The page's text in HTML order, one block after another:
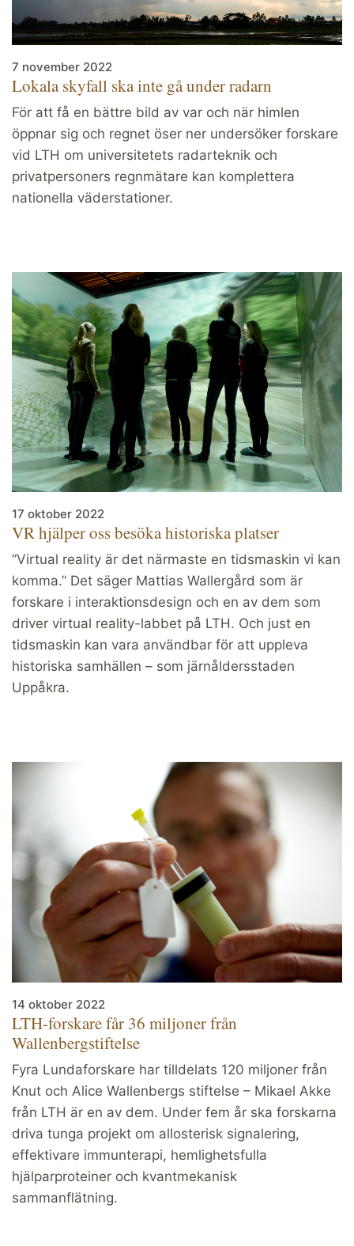
7 november 2022
Lokala skyfall ska inte gå under radarn
För att få en bättre bild av var och när himlen
öppnar sig och regnet öser ner undersöker forskare
vid LTH om universitetets radar­teknik och
privatpersoners regnmätare kan komplettera
nationella väderstationer.
17 oktober 2022
VR hjälper oss besöka historiska platser
”Virtual reality är det närmaste en tidsmaskin vi kan
komma.” Det säger Mattias Wallergård som är
forskare i interaktionsdesign och en av dem som
driver virtual reality-labbet på LTH. Och just en
tidsmaskin kan vara användbar för att uppleva
historiska samhällen – som järnåldersstaden
Uppåkra.
14 oktober 2022
LTH-forskare får 36 miljoner från
Wallenbergstiftelse
Fyra Lundaforskare har tilldelats 120 miljoner från
Knut och Alice Wallenbergs stiftelse – Mikael Akke
från LTH är en av dem. Under fem år ska forskarna
driva tunga projekt om allosterisk signalering,
effektivare immunterapi, hemlighetsfulla
hjälparproteiner och kvantmekanisk
sammanflätning.